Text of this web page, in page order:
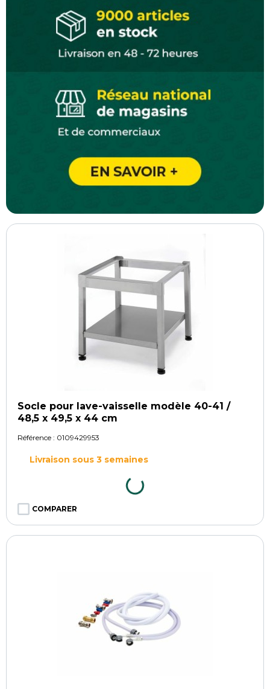
Socle pour lave-vaisselle modèle 40-41 /
48,5 x 49,5 x 44 cm
Référence : 0109429953
Livraison sous 3 semaines
COMPARER